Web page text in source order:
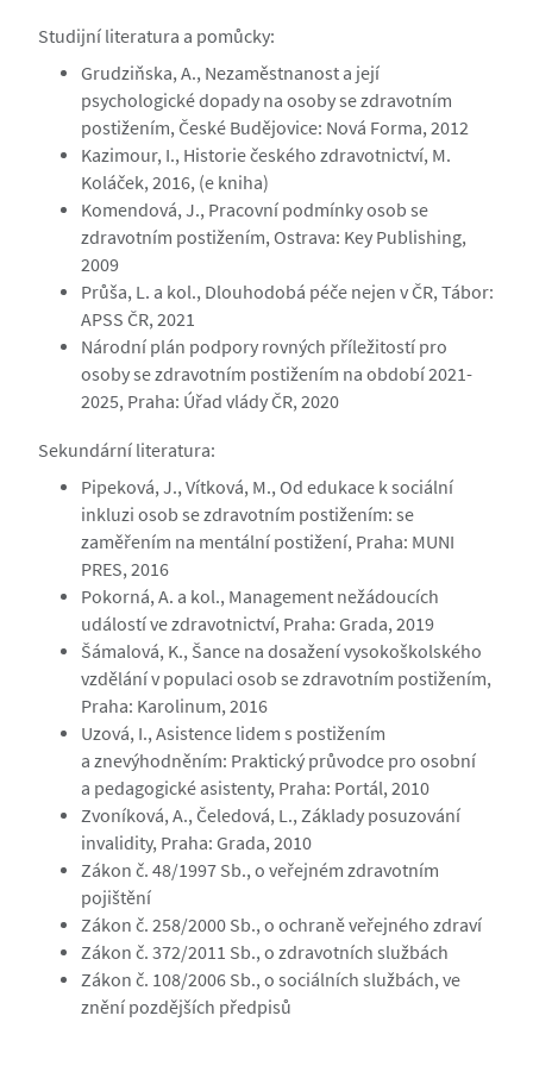
Studijní literatura a pomůcky:
Grudziňska, A., Nezaměstnanost a její
psychologické dopady na osoby se zdravotním
postižením, České Budějovice: Nová Forma, 2012
Kazimour, I., Historie českého zdravotnictví, M.
Koláček, 2016, (e kniha)
Komendová, J., Pracovní podmínky osob se
zdravotním postižením, Ostrava: Key Publishing,
2009
Průša, L. a kol., Dlouhodobá péče nejen v ČR, Tábor:
APSS ČR, 2021
Národní plán podpory rovných příležitostí pro
osoby se zdravotním postižením na období 2021-
2025, Praha: Úřad vlády ČR, 2020
Sekundární literatura:
Pipeková, J., Vítková, M., Od edukace k sociální
inkluzi osob se zdravotním postižením: se
zaměřením na mentální postižení, Praha: MUNI
PRES, 2016
Pokorná, A. a kol., Management nežádoucích
událostí ve zdravotnictví, Praha: Grada, 2019
Šámalová, K., Šance na dosažení vysokoškolského
vzdělání v populaci osob se zdravotním postižením,
Praha: Karolinum, 2016
Uzová, I., Asistence lidem s postižením
a znevýhodněním: Praktický průvodce pro osobní
a pedagogické asistenty, Praha: Portál, 2010
Zvoníková, A., Čeledová, L., Základy posuzování
invalidity, Praha: Grada, 2010
Zákon č. 48/1997 Sb., o veřejném zdravotním
pojištění
Zákon č. 258/2000 Sb., o ochraně veřejného zdraví
Zákon č. 372/2011 Sb., o zdravotních službách
Zákon č. 108/2006 Sb., o sociálních službách, ve
znění pozdějších předpisů